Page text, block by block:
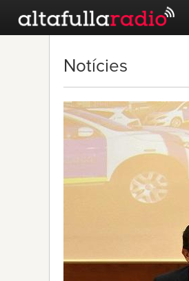
Notícies